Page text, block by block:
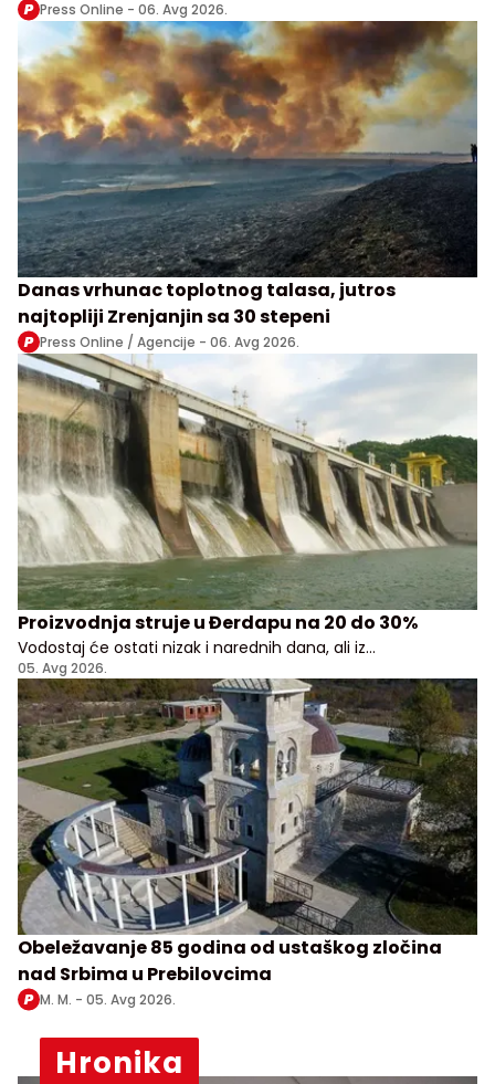
Press Online - 06. Avg 2026.
Danas vrhunac toplotnog talasa, jutros
najtopliji Zrenjanjin sa 30 stepeni
Press Online / Agencije - 06. Avg 2026.
Proizvodnja struje u Đerdapu na 20 do 30%
Vodostaj će ostati nizak i narednih dana, ali iz
Elektroprivrede Srbije uveravaju da građani i privreda
nemaju razloga za brigu
05. Avg 2026.
Obeležavanje 85 godina od ustaškog zločina
nad Srbima u Prebilovcima
M. M. - 05. Avg 2026.
Hronika